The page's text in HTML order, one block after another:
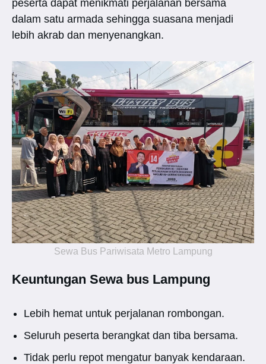
peserta dapat menikmati perjalanan bersama
dalam satu armada sehingga suasana menjadi
lebih akrab dan menyenangkan.
Sewa Bus Pariwisata Metro Lampung
Keuntungan Sewa bus Lampung
Lebih hemat untuk perjalanan rombongan.
Seluruh peserta berangkat dan tiba bersama.
Tidak perlu repot mengatur banyak kendaraan.